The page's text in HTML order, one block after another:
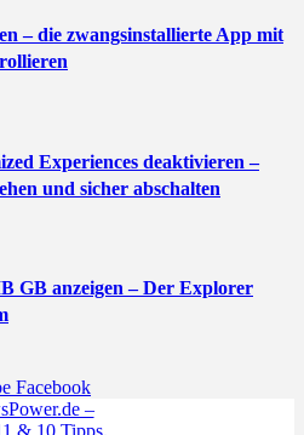
– die zwangsinstallierte App mit
Experiences deaktivieren –
und sicher abschalten
GB anzeigen – Der Explorer
Facebook